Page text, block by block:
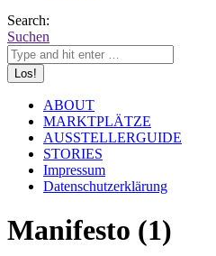
Search:
Suchen
ABOUT
MARKTPLÄTZE
AUSSTELLERGUIDE
STORIES
Impressum
Datenschutzerklärung
Manifesto (1)